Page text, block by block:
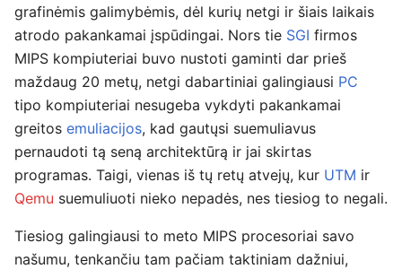
grafinėmis galimybėmis, dėl kurių netgi ir šiais laikais
atrodo pakankamai įspūdingai. Nors tie SGI firmos
MIPS kompiuteriai buvo nustoti gaminti dar prieš
maždaug 20 metų, netgi dabartiniai galingiausi PC
tipo kompiuteriai nesugeba vykdyti pakankamai
greitos emuliacijos, kad gautųsi suemuliavus
pernaudoti tą seną architektūrą ir jai skirtas
programas. Taigi, vienas iš tų retų atvejų, kur UTM ir
Qemu suemuliuoti nieko nepadės, nes tiesiog to negali.
Tiesiog galingiausi to meto MIPS procesoriai savo
našumu, tenkančiu tam pačiam taktiniam dažniui,